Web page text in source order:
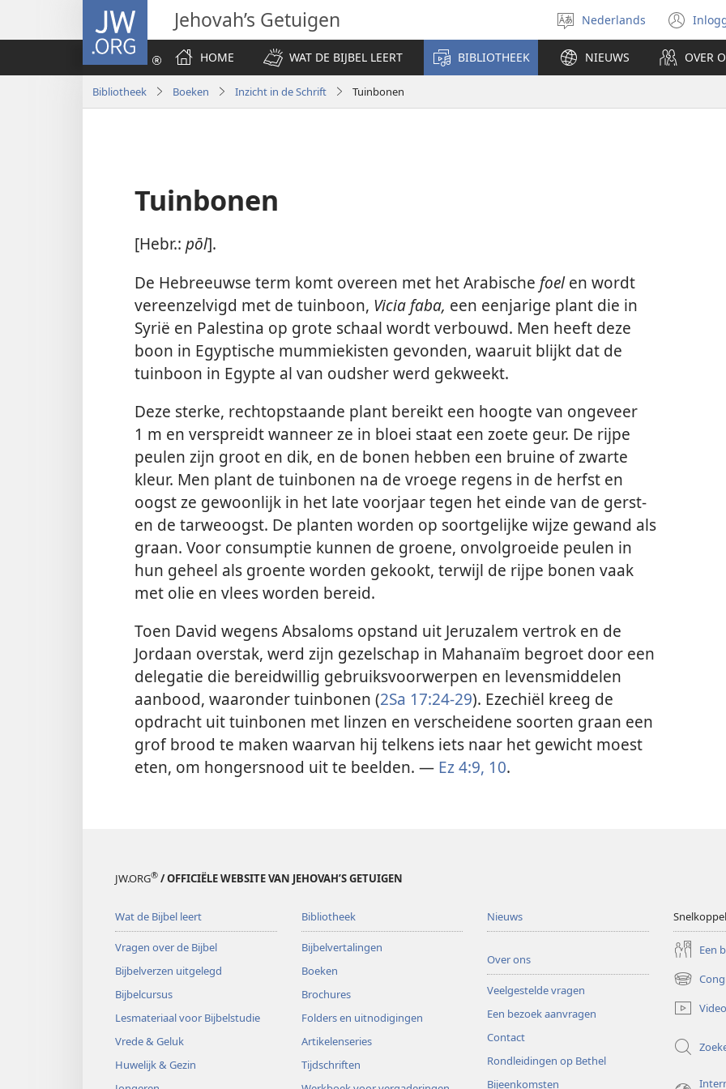
JW.ORG Jehovah’s Getuigen
Taal
selecteren
Nederlands
HOME
WAT DE BIJBEL LEERT BIBLIOTHEEK NIEUWS OVER
Bibliotheek Boeken Inzicht in de Schrift Tuinbonen
Tuinbonen
[Hebr.: pōl].
De Hebreeuwse term komt overeen met het Arabische foelen wordt
vereenzelvigd met de tuinboon, Vicia faba, een eenjarige plant die in
Syrië en Palestina op grote schaal wordt verbouwd. Men heeft deze
boon in Egyptische mummiekisten gevonden, waaruit blijkt dat de
tuinboon in Egypte al van oudsher werd gekweekt.
Deze sterke, rechtopstaande plant bereikt een hoogte van ongeveer
1 m en verspreidt wanneer ze in bloei staat een zoete geur. De rijpe
peulen zijn groot en dik, en de bonen hebben een bruine of zwarte
kleur. Men plant de tuinbonen na de vroege regens in de herfst en
oogst ze gewoonlijk in het late voorjaar tegen het einde van de gerst-
en de tarweoogst. De planten worden op soortgelijke wijze gewand als
graan. Voor consumptie kunnen de groene, onvolgroeide peulen in
hun geheel als groente worden gekookt, terwijl de rijpe bonen vaak
met olie en vlees worden bereid.
Toen David wegens Absaloms opstand uit Jeruzalem vertrok en de
Jordaan overstak, werd zijn gezelschap in Mahanaïm begroet door een
delegatie die bereidwillig gebruiksvoorwerpen en levensmiddelen
aanbood, waaronder tuinbonen (2Sa 17:24-29). Ezechiël kreeg de
opdracht uit tuinbonen met linzen en verscheidene soorten graan een
grof brood te maken waarvan hij telkens iets naar het gewicht moest
eten, om hongersnood uit te beelden. — Ez 4:9, 10.
JW.ORG® / OFFICIËLE WEBSITE VAN JEHOVAH’S GETUIGEN
Wat de Bijbel leert
Vragen over de Bijbel
Bijbelverzen uitgelegd
Bijbelcursus
Lesmateriaal voor Bijbelstudie
Vrede & Geluk
Huwelijk & Gezin
Bibliotheek
Bijbelvertalingen
Boeken
Brochures
Folders en uitnodigingen
Artikelenseries
Tijdschriften
Nieuws
Over ons
Veelgestelde vragen
Een bezoek aanvragen
Contact
Rondleidingen op Bethel
Bijeenkomsten
Een
(opent
nieuw
venster)